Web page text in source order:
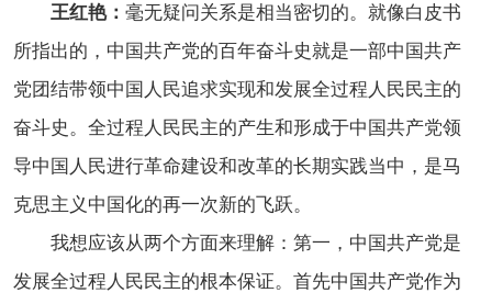
王红艳： 毫无疑问关系是相当密切的。就像白皮书
所指出的，中国共产党的百年奋斗史就是一部中国共产
党团结带领中国人民追求实现和发展全过程人民民主的
奋斗史。全过程人民民主的产生和形成于中国共产党领
导中国人民进行革命建设和改革的长期实践当中，是马
克思主义中国化的再一次新的飞跃。
我想应该从两个方面来理解：第一，中国共产党是
发展全过程人民民主的根本保证。首先中国共产党作为